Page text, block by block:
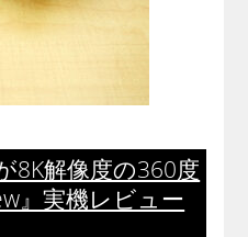
8K解像度の360度
』実機レビュー